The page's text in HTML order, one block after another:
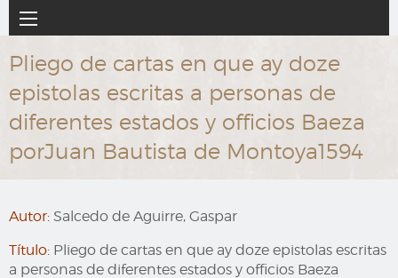
al
contenido
principal
Navegación
principal
Pliego de cartas en que ay doze
epistolas escritas a personas de
diferentes estados y officios Baeza
porJuan Bautista de Montoya1594
Autor: Salcedo de Aguirre, Gaspar
Título: Pliego de cartas en que ay doze epistolas escritas
a personas de diferentes estados y officios Baeza